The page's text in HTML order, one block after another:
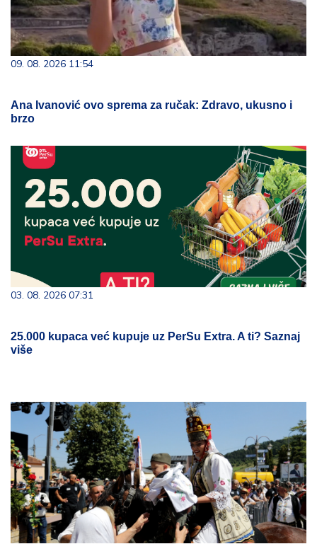
09. 08. 2026 11:54
Ana Ivanović ovo sprema za ručak: Zdravo, ukusno i
brzo
03. 08. 2026 07:31
25.000 kupaca već kupuje uz PerSu Extra. A ti? Saznaj
više